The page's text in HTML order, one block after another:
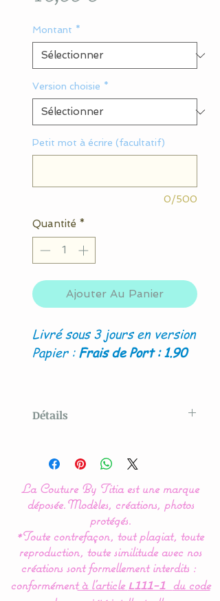
Montant *
Version choisie *
Petit mot à écrire (facultatif)
0/500
Quantité *
Ajouter Au Panier
Livré sous 3 jours en version
Papier :Frais de Port : 1.90
numérique
Détails
choix pour un cadeau
unique et original.
La facilité au bout du doigt
et un un clic : choisissez le
montant souhaité et le
tour est joué.
La Couture By Titia est une marque
déposée.Modèles, créations, photos
protégés.
*Toute contrefaçon, tout plagiat, toute
reproduction, toute similitude avec nos
créations sont formellement interdits :
conformémentà l’article L111-1
du code